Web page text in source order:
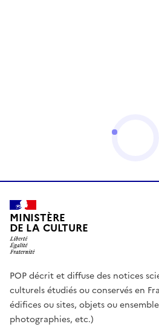
MINISTÈRE
DE LA CULTURE
POP décrit et diffuse des notices
culturels étudiés ou conservés en
édifices ou sites, objets ou
photographies, etc.)